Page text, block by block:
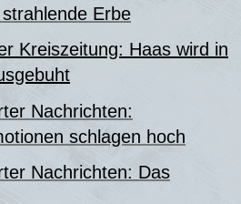
Erbe
Kreiszeitung: Haas wird in
Nachrichten:
schlagen hoch
Nachrichten: Das